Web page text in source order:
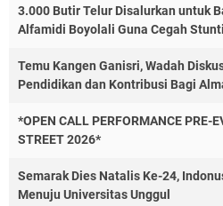
3.000 Butir Telur Disalurkan untuk
Alfamidi Boyolali Guna Cegah
Temu Kangen Ganisri, Wadah
Pendidikan dan Kontribusi Bagi
*OPEN CALL PERFORMANCE PRE-
STREET 2026*
Semarak Dies Natalis Ke-24,
Menuju Universitas Unggul